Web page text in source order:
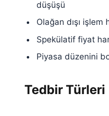
düşüşü
Olağan dışı işlem
Spekülatif fiyat
Piyasa düzenini
Tedbir Türleri